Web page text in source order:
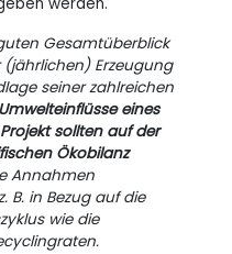
Gesamtüberblick
Erzeugung
seiner zahlreichen
eines
sollten auf der
Ökobilanz
Annahmen
B. in Bezug auf die
wie die